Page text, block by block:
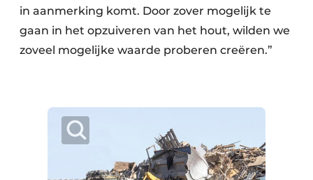
in aanmerking komt. Door zover mogelijk te
gaan in het opzuiveren van het hout, wilden we
zoveel mogelijke waarde proberen creëren.”